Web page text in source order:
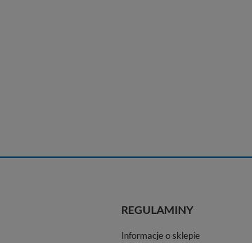
REGULAMINY
Informacje o sklepie